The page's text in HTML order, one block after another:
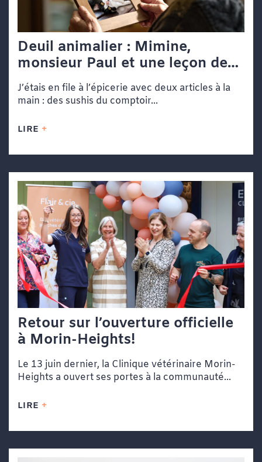
Deuil animalier : Mimine,
monsieur Paul et une leçon de
vie dans une file d’attente
J’étais en file à l’épicerie avec deux articles à la
main : des sushis du comptoir...
LIRE
Retour sur l’ouverture officielle
à Morin-Heights!
Le 13 juin dernier, la Clinique vétérinaire Morin-
Heights a ouvert ses portes à la communauté...
LIRE